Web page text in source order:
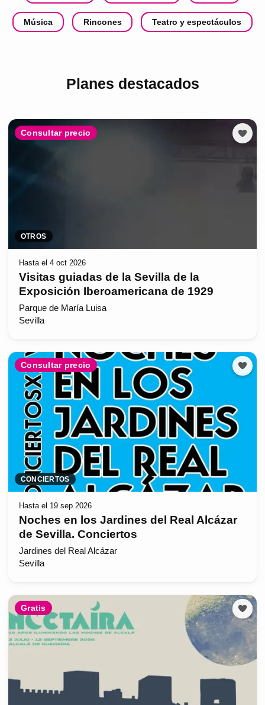
Música Rincones Teatro y espectáculos
Planes destacados
Consultar precio
OTROS
Hasta el 4 oct 2026
Visitas guiadas de la Sevilla de la
Exposición Iberoamericana de 1929
Parque de María Luisa
Sevilla
Consultar precio
CONCIERTOS
Hasta el 19 sep 2026
Noches en los Jardines del Real Alcázar
de Sevilla. Conciertos
Jardines del Real Alcázar
Sevilla
Gratis